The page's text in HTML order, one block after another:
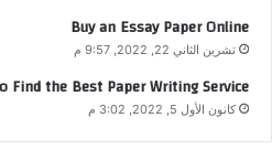
Buy an Essay Paper Online
تشرين الثاني 22, 2022, 9:57 م
Find the Best Paper Writing Service
كانون الأول 5, 2022, 3:02 م